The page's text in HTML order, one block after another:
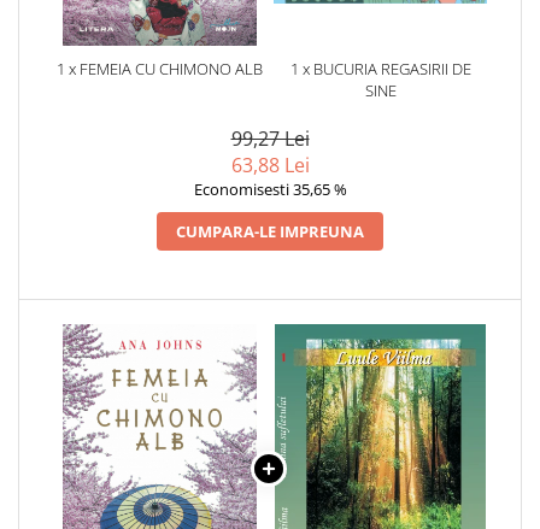
1 x FEMEIA CU CHIMONO ALB
1 x BUCURIA REGASIRII DE
SINE
99,27 Lei
63,88 Lei
Economisesti 35,65 %
CUMPARA-LE IMPREUNA